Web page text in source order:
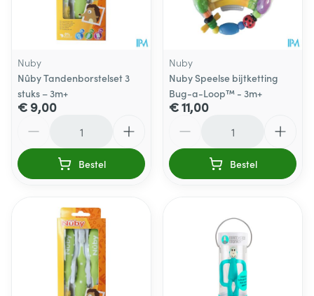
Nuby
Nûby Tandenborstelset 3
stuks – 3m+
€ 9,00
Bestel
Nuby
Nuby Speelse bijtketting
Bug-a-Loop™ - 3m+
€ 11,00
Bestel